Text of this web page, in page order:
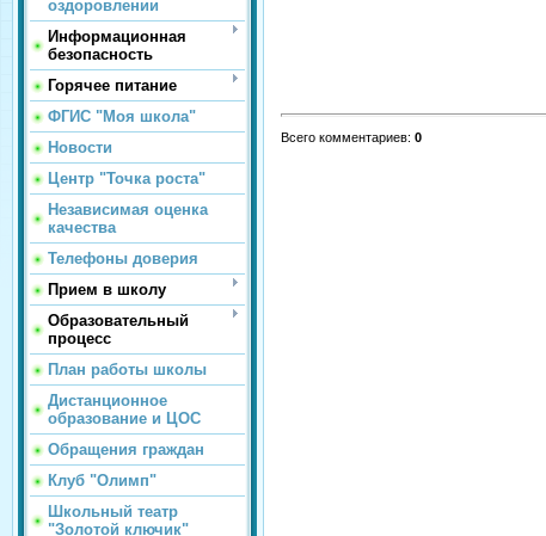
оздоровлении
Информационная
безопасность
Горячее питание
ФГИС "Моя школа"
Новости
Центр "Точка роста"
Независимая оценка
качества
Телефоны доверия
Прием в школу
Образовательный
процесс
План работы школы
Дистанционное
образование и ЦОС
Обращения граждан
Клуб "Олимп"
Школьный театр
"Золотой ключик"
Всего комментариев: 0